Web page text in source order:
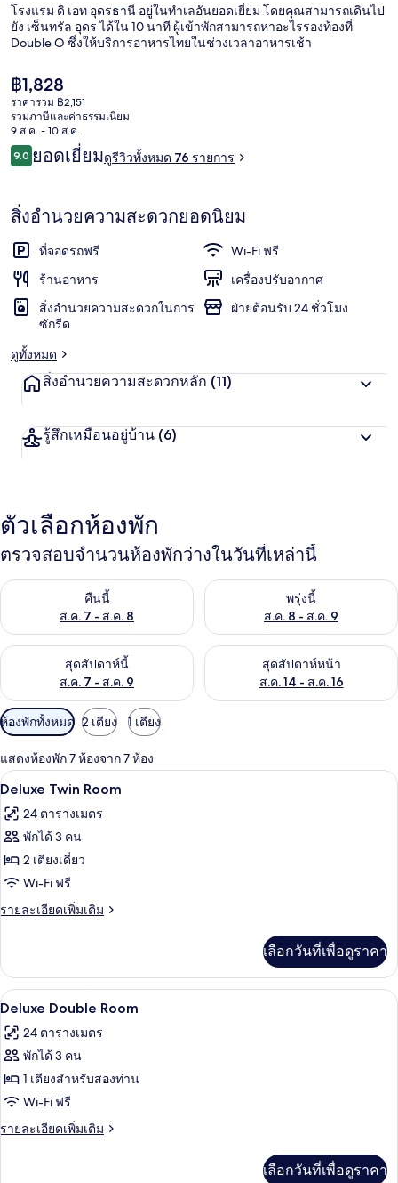
บริเวณภายนอก
โรงแรม ดิ เอท อุดรธานี อยู่ในทำเลอันยอดเยี่ยม โดยคุณสามารถเดินไป
ยัง เซ็นทรัล อุดร ได้ใน 10 นาที ผู้เข้าพักสามารถหาอะไรรองท้องที่
Double O ซึ่งให้บริการอาหารไทยในช่วงเวลาอาหารเช้า
ราคา
ปัจจุบัน
฿1,828
฿1,828
ราคารวม ฿2,151
รวมภาษีและค่าธรรมเนียม
9 ส.ค. - 10 ส.ค.
รีวิว
9.09.0 จาก 10
ยอดเยี่ยมดูรีวิวทั้งหมด 76 รายการ
สิ่งอำนวยความสะดวกยอดนิยม
ที่จอดรถฟรี
Wi-Fi ฟรี
ร้านอาหาร
เครื่องปรับอากาศ
สิ่งอำนวยความสะดวกในการ
ซักรีด
ฝ่ายต้อนรับ 24 ชั่วโมง
ดูทั้งหมด
สิ่งอำนวยความสะดวกหลัก (11)
รู้สึกเหมือนอยู่บ้าน (6)
ตัวเลือกห้องพัก
ตรวจสอบจำนวนห้องพักว่างในวันที่เหล่านี้
คืนนี้
ส.ค. 7 - ส.ค. 8
ตรวจสอบจำนวนห้องพักว่างในคืนนี้ ส.ค. 7 - ส.ค. 8พรุ่งนี้
ส.ค. 8 - ส.ค. 9
ตรวจสอบจำนวนห้องพักว่างใน
สุดสัปดาห์นี้
ส.ค. 7 - ส.ค. 9
ตรวจสอบจำนวนห้องพักว่างในสุดสัปดาห์นี้ ส.ค. 7 - ส.ค. 9
สุดสัปดาห์หน้า
ส.ค. 14 - ส.ค. 16
ตรวจสอบจำนวนห้องพักว่างใน
ตัว
กรอง
ที่
มี
ให้
สำหรับ
ห้อง
พัก
ห้องพักทั้งหมด 2 เตียง 1 เตียง
แสดงห้องพัก 7 ห้องจาก 7 ห้อง
เปิด
ภาพถ่าย
ทั้งหมด
ของ
Deluxe
Twin
Deluxe Twin Room | เครื่องนอนระดั
6
Deluxe Twin Room
24 ตารางเมตร
พักได้ 3 คน
2 เตียงเดี่ยว
Wi-Fi ฟรี
รายละเอียดเพิ่มเติม
ราย
เกี่ยว
กับ
Deluxe
Room
เลือกวันที่เพื่อดูราคา
เปิด
ภาพถ่าย
ทั้งหมด
ของ
Deluxe
Double
เครื่องนอนระดับพรีเมียม, มินิบาร์, ตู้นิ
3
Deluxe Double Room
24 ตารางเมตร
พักได้ 3 คน
1 เตียงสำหรับสองท่าน
Wi-Fi ฟรี
รายละเอียดเพิ่มเติม
ราย
เลือกวันที่เพื่อดูราคา